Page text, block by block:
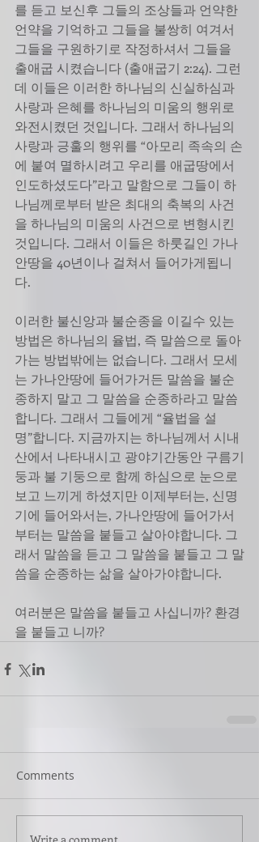
를 듣고 보신후 그들의 조상들과 언약한
언약을 기억하고 그들을 불쌍히 여겨서
그들을 구원하기로 작정하셔서 그들을
출애굽 시켰습니다 (출애굽기 2:24). 그런
데 이들은 이러한 하나님의 신실하심과
사랑과 은혜를 하나님의 미움의 행위로
와전시켰던 것입니다. 그래서 하나님의
사랑과 긍훌의 행위를 “아모리 족속의 손
에 붙여 멸하시려고 우리를 애굽땅에서
인도하셨도다”라고 말함으로 그들이 하
나님께로부터 받은 최대의 축복의 사건
을 하나님의 미움의 사건으로 변형시킨
것입니다. 그래서 이들은 하룻길인 가나
안땅을 40년이나 걸쳐서 들어가게됩니
다.
이러한 불신앙과 불순종을 이길수 있는
방법은 하나님의 율법, 즉 말씀으로 돌아
가는 방법밖에는 없습니다. 그래서 모세
는 가나안땅에 들어가거든 말씀을 불순
종하지 말고 그 말씀을 순종하라고 말씀
합니다. 그래서 그들에게 “율법을 설
명”합니다. 지금까지는 하나님께서 시내
산에서 나타내시고 광야기간동안 구름기
둥과 불 기둥으로 함께 하심으로 눈으로
보고 느끼게 하셨지만 이제부터는, 신명
기에 들어와서는, 가나안땅에 들어가서
부터는 말씀을 붙들고 살아야합니다. 그
래서 말씀을 듣고 그 말씀을 붙들고 그 말
씀을 순종하는 삶을 살아가야합니다.
여러분은 말씀을 붙들고 사십니까? 환경
을 붙들고 니까?
Comments
Write a comment...